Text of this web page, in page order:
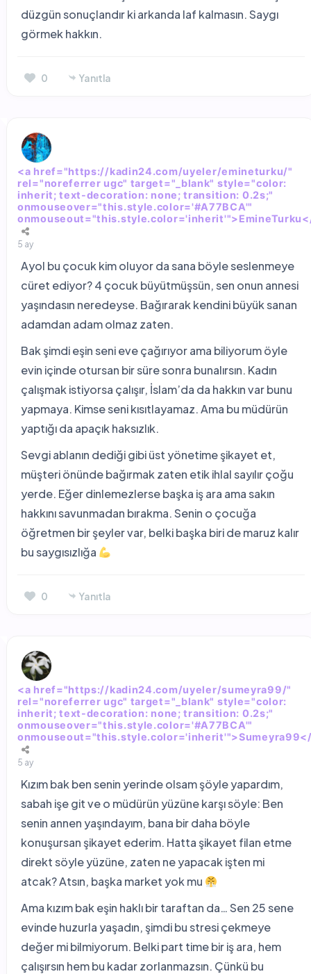
düzgün sonuçlandır ki arkanda laf kalmasın. Saygı
görmek hakkın.
0 Yanıtla
<a href="https://kadin24.com/uyeler/emineturku/"
rel="noreferrer ugc" target="_blank" style="color:
inherit; text-decoration: none; transition: 0.2s;"
onmouseover="this.style.color='#A77BCA'"
5 ay
Ayol bu çocuk kim oluyor da sana böyle seslenmeye
cüret ediyor? 4 çocuk büyütmüşsün, sen onun annesi
yaşındasın neredeyse. Bağırarak kendini büyük sanan
adamdan adam olmaz zaten.
Bak şimdi eşin seni eve çağırıyor ama biliyorum öyle
evin içinde otursan bir süre sonra bunalırsın. Kadın
çalışmak istiyorsa çalışır, İslam’da da hakkın var bunu
yapmaya. Kimse seni kısıtlayamaz. Ama bu müdürün
yaptığı da apaçık haksızlık.
Sevgi ablanın dediği gibi üst yönetime şikayet et,
müşteri önünde bağırmak zaten etik ihlal sayılır çoğu
yerde. Eğer dinlemezlerse başka iş ara ama sakın
hakkını savunmadan bırakma. Senin o çocuğa
öğretmen bir şeyler var, belki başka biri de maruz kalır
bu saygısızlığa
0 Yanıtla
<a href="https://kadin24.com/uyeler/sumeyra99/"
rel="noreferrer ugc" target="_blank" style="color:
inherit; text-decoration: none; transition: 0.2s;"
onmouseover="this.style.color='#A77BCA'"
5 ay
Kızım bak ben senin yerinde olsam şöyle yapardım,
sabah işe git ve o müdürün yüzüne karşı söyle: Ben
senin annen yaşındayım, bana bir daha böyle
konuşursan şikayet ederim. Hatta şikayet filan etme
direkt söyle yüzüne, zaten ne yapacak işten mi
atcak? Atsın, başka market yok mu
Ama kızım bak eşin haklı bir taraftan da… Sen 25 sene
evinde huzurla yaşadın, şimdi bu stresi çekmeye
değer mi bilmiyorum. Belki part time bir iş ara, hem
çalışırsın hem bu kadar zorlanmazsın. Çünkü bu